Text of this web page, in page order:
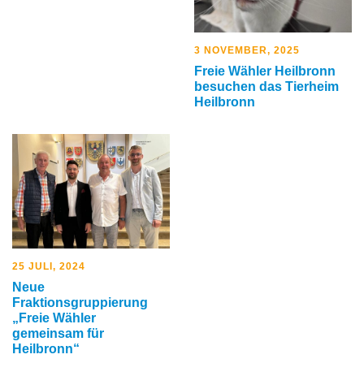
3 NOVEMBER, 2025
Freie Wähler Heilbronn
besuchen das Tierheim
Heilbronn
25 JULI, 2024
Neue
Fraktionsgruppierung
„Freie Wähler
gemeinsam für
Heilbronn“